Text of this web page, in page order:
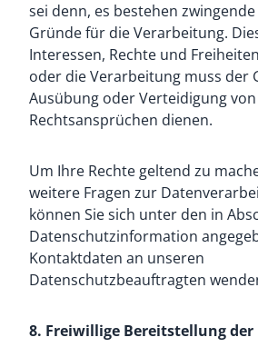
sei denn, es bestehen
Gründe für die Verarbeitung.
Interessen, Rechte und
oder die Verarbeitung muss der
Ausübung oder Verteidigung von
Rechtsansprüchen dienen.
Um Ihre Rechte geltend zu
weitere Fragen zur
können Sie sich unter den in
Datenschutzinformation
Kontaktdaten an unseren
Datenschutzbeauftragten
8. Freiwillige Bereitstellung der